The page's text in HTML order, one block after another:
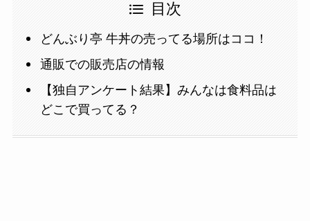
目次
どんぶり亭 牛丼の売ってる場所はココ！
通販での販売店の情報
【独自アンケート結果】みんなは食料品は
どこで買ってる？